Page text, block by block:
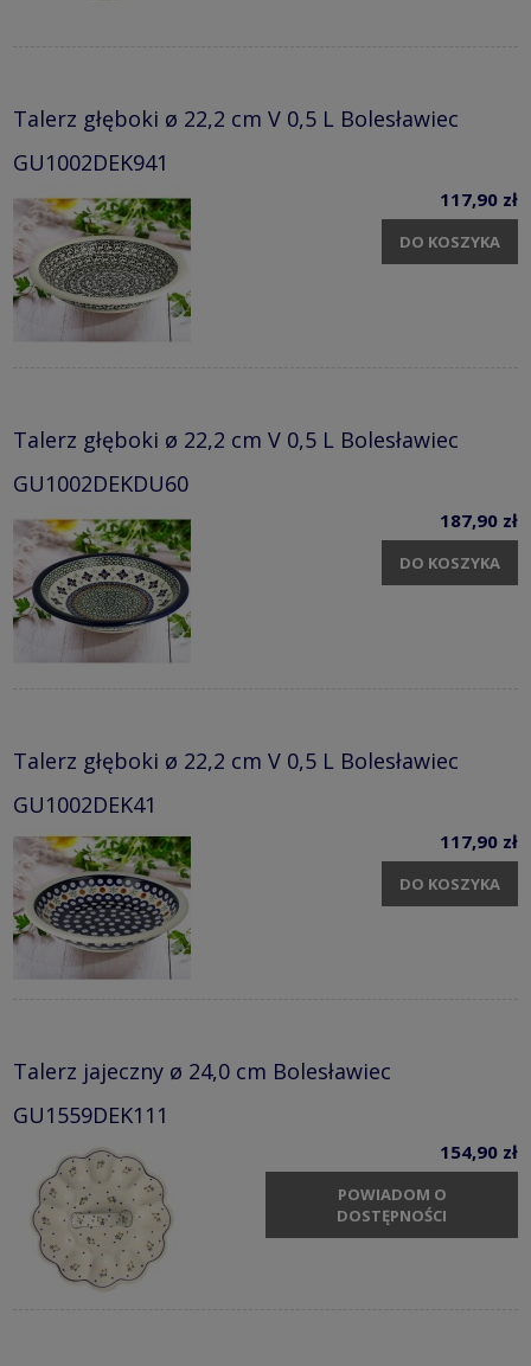
Talerz głęboki ø 22,2 cm V 0,5 L Bolesławiec
GU1002DEK941
117,90 zł
DO KOSZYKA
Talerz głęboki ø 22,2 cm V 0,5 L Bolesławiec
GU1002DEKDU60
187,90 zł
DO KOSZYKA
Talerz głęboki ø 22,2 cm V 0,5 L Bolesławiec
GU1002DEK41
117,90 zł
DO KOSZYKA
Talerz jajeczny ø 24,0 cm Bolesławiec
GU1559DEK111
154,90 zł
POWIADOM O
DOSTĘPNOŚCI